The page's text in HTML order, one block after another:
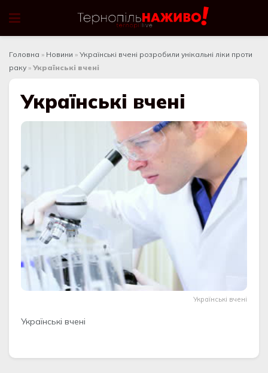
Головна » Новини » Українські вчені розробили унікальні ліки проти
раку » Українські вчені
Українські вчені
Українські вчені
Українські вчені